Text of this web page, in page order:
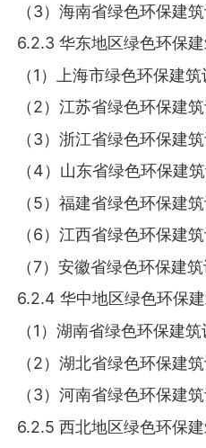
（3）海南省绿色环保建
6.2.3 华东地区绿色环保
（1）上海市绿色环保建
（2）江苏省绿色环保建
（3）浙江省绿色环保建
（4）山东省绿色环保建
（5）福建省绿色环保建
（6）江西省绿色环保建
（7）安徽省绿色环保建
6.2.4 华中地区绿色环保
（1）湖南省绿色环保建
（2）湖北省绿色环保建
（3）河南省绿色环保建
6.2.5 西北地区绿色环保